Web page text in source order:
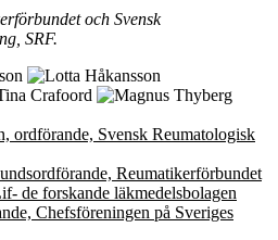
och Svensk
SRF.
ordförande, Svensk Reumatologisk
Reumatikerförbundet
de forskande läkmedelsbolagen
Chefsföreningen på Sveriges